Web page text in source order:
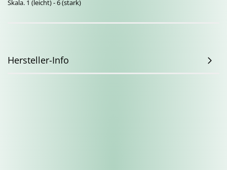
Skala. 1 (leicht) - 6 (stark)
Hersteller-Info